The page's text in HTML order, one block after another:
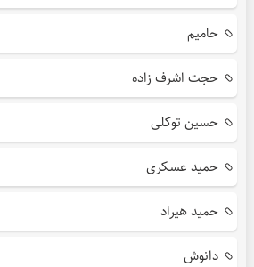
حامیم
حجت اشرف زاده
حسین توکلی
حمید عسکری
حمید هیراد
دانوش